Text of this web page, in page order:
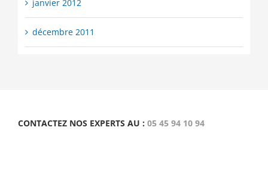
janvier 2012
décembre 2011
CONTACTEZ NOS EXPERTS AU : 05 45 94 10 94